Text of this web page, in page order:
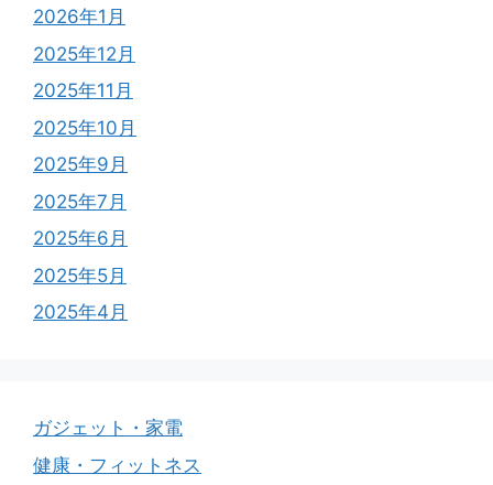
2026年1月
2025年12月
2025年11月
2025年10月
2025年9月
2025年7月
2025年6月
2025年5月
2025年4月
ガジェット・家電
健康・フィットネス